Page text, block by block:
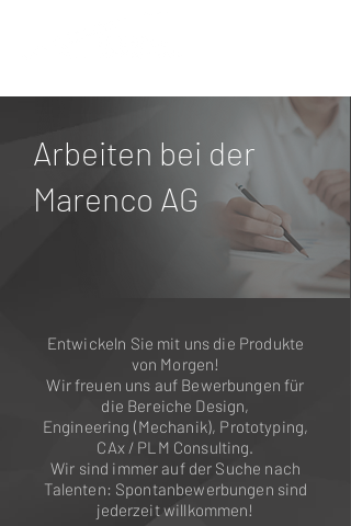
Arbeiten bei der
Marenco AG
Entwickeln Sie mit uns die Produkte
von Morgen!
Wir freuen uns auf Bewerbungen für
die Bereiche Design,
Engineering (Mechanik), Prototyping,
CAx / PLM Consulting.
Wir sind immer auf der Suche nach
Talenten: Spontanbewerbungen sind
jederzeit willkommen!